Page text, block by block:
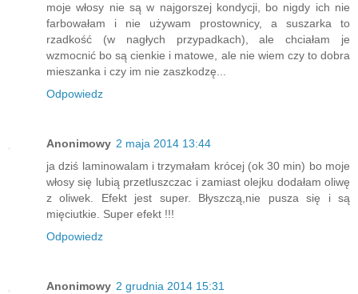
moje włosy nie są w najgorszej kondycji, bo nigdy ich nie
farbowałam i nie używam prostownicy, a suszarka to
rzadkość (w nagłych przypadkach), ale chciałam je
wzmocnić bo są cienkie i matowe, ale nie wiem czy to dobra
mieszanka i czy im nie zaszkodzę...
Odpowiedz
Anonimowy 2 maja 2014 13:44
ja dziś laminowalam i trzymałam krócej (ok 30 min) bo moje
włosy się lubią przetluszczac i zamiast olejku dodałam oliwę
z oliwek. Efekt jest super. Błyszczą,nie pusza się i są
mięciutkie. Super efekt !!!
Odpowiedz
Anonimowy 2 grudnia 2014 15:31